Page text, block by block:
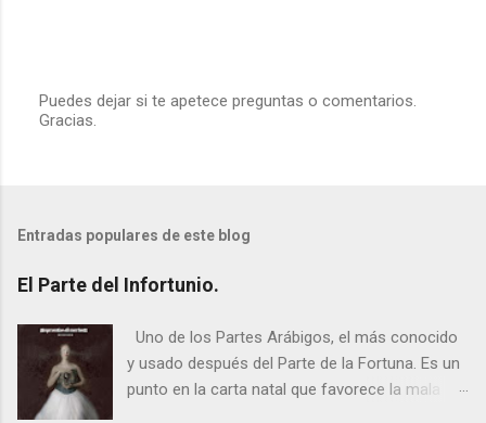
P
a
u
n
o
m
e
n
t
Puedes dejar si te apetece preguntas o comentarios.
Gracias.
Entradas populares de este blog
El Parte del Infortunio.
Uno de los Partes Arábigos, el más conocido
y usado después del Parte de la Fortuna. Es un
punto en la carta natal que favorece la mala